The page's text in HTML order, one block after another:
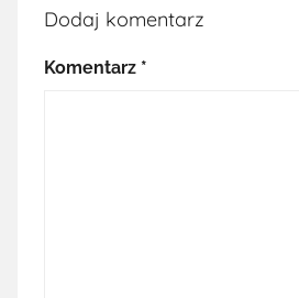
Dodaj komentarz
Komentarz *